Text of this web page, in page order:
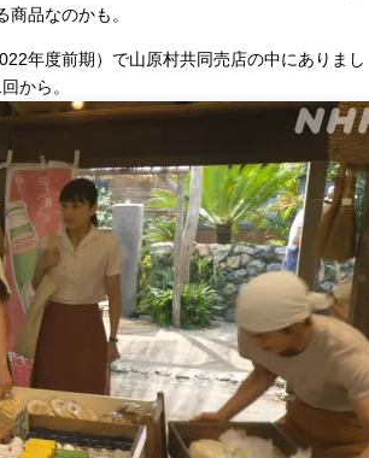
品なのかも。
年度前期）で山原村共同売店の中にありまし
から。